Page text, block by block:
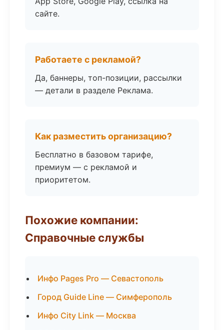
сайте.
Работаете с рекламой?
Да, баннеры, топ-позиции, рассылки
— детали в разделе Реклама.
Как разместить организацию?
Бесплатно в базовом тарифе,
премиум — с рекламой и
приоритетом.
Похожие компании:
Справочные службы
Инфо Pages Pro — Севастополь
Город Guide Line — Симферополь
Инфо City Link — Москва